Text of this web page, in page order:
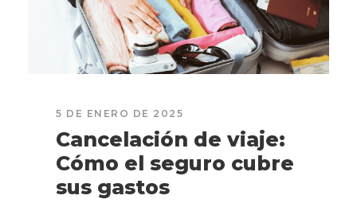
5 DE ENERO DE 2025
Cancelación de viaje:
Cómo el seguro cubre
sus gastos